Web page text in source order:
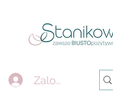
Zaloguj się